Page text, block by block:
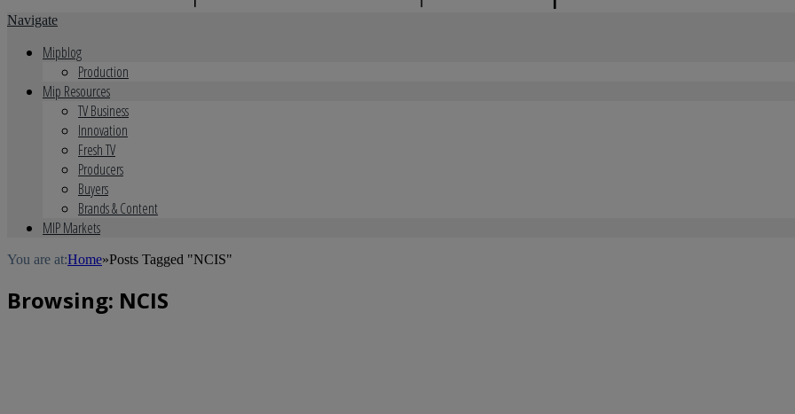
Navigate
Mipblog
Production
Mip Resources
TV Business
Innovation
Fresh TV
Producers
Buyers
Brands & Content
MIP Markets
You are at:Home»Posts Tagged "NCIS"
Browsing: NCIS